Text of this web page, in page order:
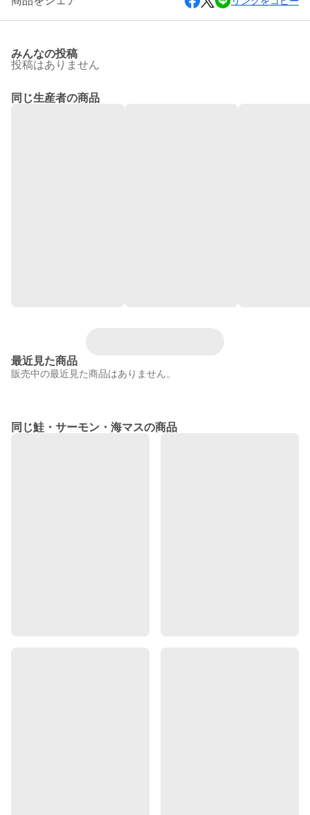
みんなの投稿
投稿はありません
同じ生産者の商品
最近見た商品
販売中の最近見た商品はありません。
同じ鮭・サーモン・海マスの商品